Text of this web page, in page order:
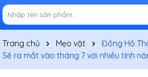
Trang chủ Mẹo vặt
Đồng Hồ
Sẽ ra mắt vào tháng 7 với nhiều tính